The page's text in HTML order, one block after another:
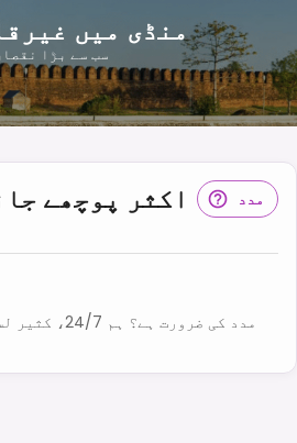
منڈی میں
سب سے بڑا
اکثر پوچھے مدد
مدد کی ضرورت